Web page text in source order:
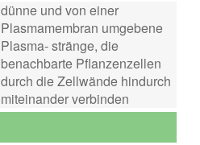
dünne und von einer
Plasmamembran umgebene
Plasma- stränge, die
benachbarte Pflanzenzellen
durch die Zellwände hindurch
miteinander verbinden